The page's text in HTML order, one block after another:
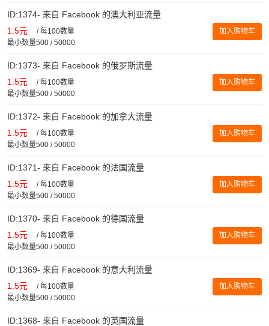
ID:1374- 来自 Facebook 的澳大利亚流量
1.5元 /每100数量
最小数量500 / 50000
加入购物车
ID:1373- 来自 Facebook 的俄罗斯流量
1.5元 /每100数量
最小数量500 / 50000
加入购物车
ID:1372- 来自 Facebook 的加拿大流量
1.5元 /每100数量
最小数量500 / 50000
加入购物车
ID:1371- 来自 Facebook 的法国流量
1.5元 /每100数量
最小数量500 / 50000
加入购物车
ID:1370- 来自 Facebook 的德国流量
1.5元 /每100数量
最小数量500 / 50000
加入购物车
ID:1369- 来自 Facebook 的意大利流量
1.5元 /每100数量
最小数量500 / 50000
加入购物车
ID:1368- 来自 Facebook 的英国流量